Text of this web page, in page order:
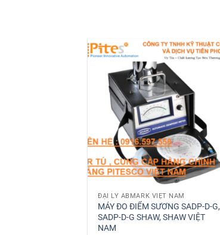
ĐẠI LÝ ABMARK VIỆT NAM
MÁY ĐO ĐIỂM SƯƠNG SADP-D-G,
SADP-D-G SHAW, SHAW VIỆT
NAM